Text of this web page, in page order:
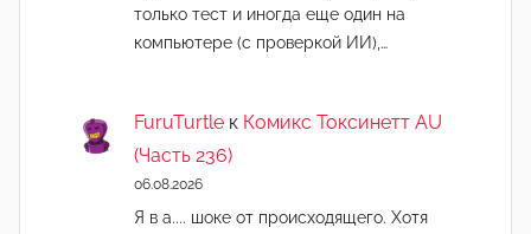
только тест и иногда еще один на
компьютере (с проверкой ИИ),…
FuruTurtle к Комикс Токсинетт AU
(Часть 236)
06.08.2026
Я в а.... шоке от происходящего. Хотя